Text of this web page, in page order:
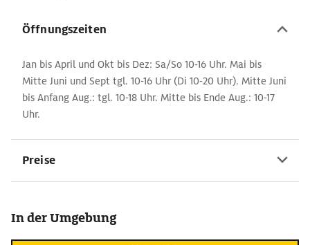
Öffnungszeiten
Jan bis April und Okt bis Dez: Sa/So 10-16 Uhr. Mai bis
Mitte Juni und Sept tgl. 10-16 Uhr (Di 10-20 Uhr). Mitte Juni
bis Anfang Aug.: tgl. 10-18 Uhr. Mitte bis Ende Aug.: 10-17
Uhr.
Preise
In der Umgebung